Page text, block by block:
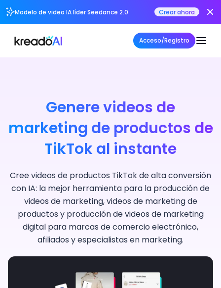
Modelo de video IA líder Seedance 2.0 Crear ahora
Acceso/Registro
Genere videos de
marketing de productos de
TikTok al instante
Cree videos de productos TikTok de alta conversión
con IA: la mejor herramienta para la producción de
videos de marketing, videos de marketing de
productos y producción de videos de marketing
digital para marcas de comercio electrónico,
afiliados y especialistas en marketing.